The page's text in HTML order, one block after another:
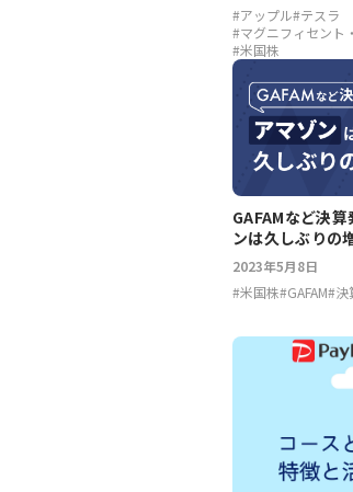
#アップル#テスラ
#マグニフィセント
#米国株
GAFAMなど決
ンは久しぶりの
2023年5月8日
#米国株#GAFAM#決